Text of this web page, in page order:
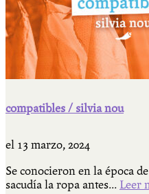
compatibles / silvia nou
el 13 marzo, 2024
Se conocieron en la época
sacudía la ropa antes... Leer